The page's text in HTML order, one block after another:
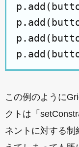
この例のように
クトは「
ネントに対する制